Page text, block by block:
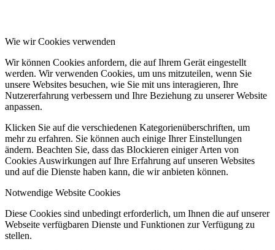
Wie wir Cookies verwenden
Wir können Cookies anfordern, die auf Ihrem Gerät eingestellt
werden. Wir verwenden Cookies, um uns mitzuteilen, wenn Sie
unsere Websites besuchen, wie Sie mit uns interagieren, Ihre
Nutzererfahrung verbessern und Ihre Beziehung zu unserer Website
anpassen.
Klicken Sie auf die verschiedenen Kategorienüberschriften, um
mehr zu erfahren. Sie können auch einige Ihrer Einstellungen
ändern. Beachten Sie, dass das Blockieren einiger Arten von
Cookies Auswirkungen auf Ihre Erfahrung auf unseren Websites
und auf die Dienste haben kann, die wir anbieten können.
Notwendige Website Cookies
Diese Cookies sind unbedingt erforderlich, um Ihnen die auf unserer
Webseite verfügbaren Dienste und Funktionen zur Verfügung zu
stellen.